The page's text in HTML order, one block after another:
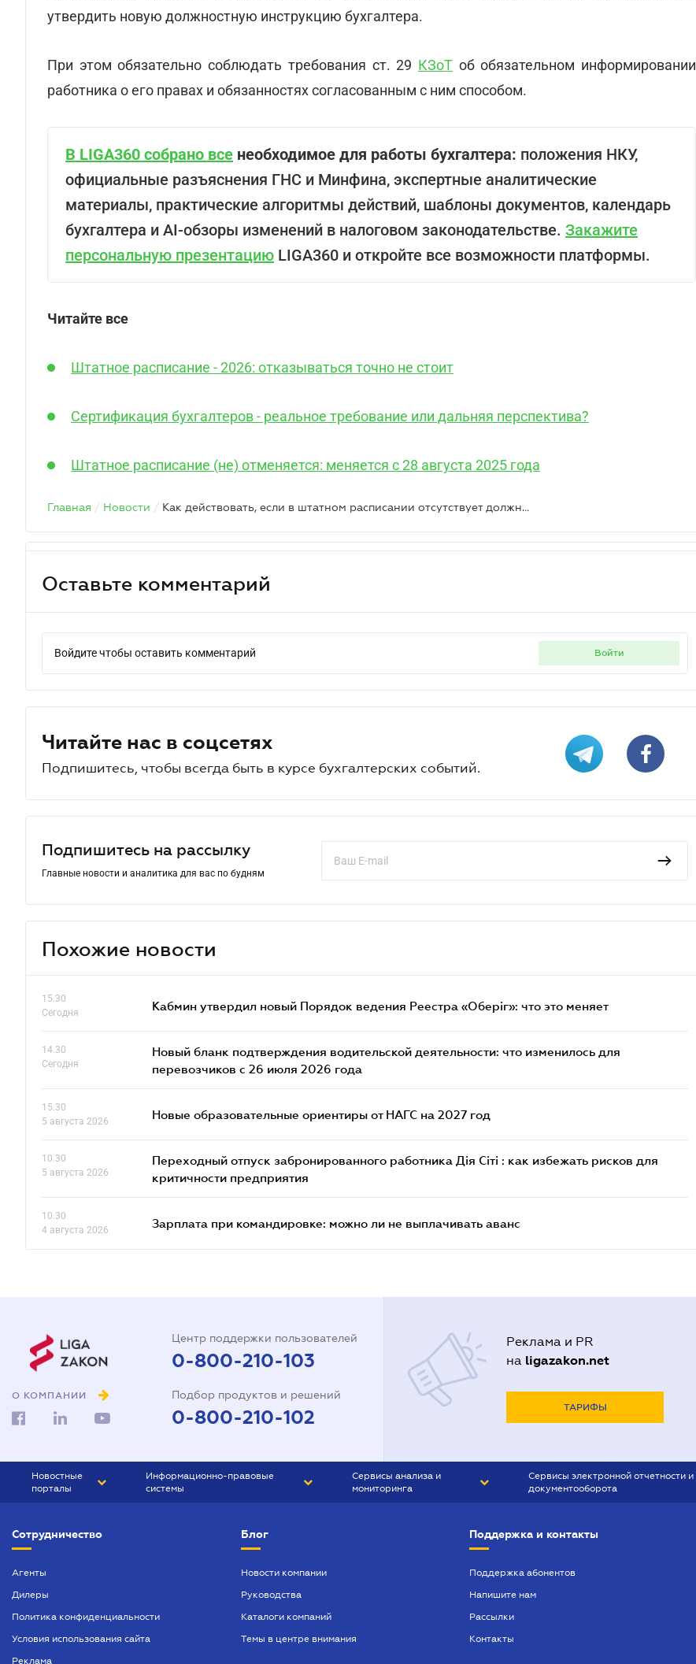
утвердить новую должностную инструкцию бухгалтера.
При этом обязательно соблюдать требования ст. 29 КЗоТоб обязательном информировании
работника о его правах и обязанностях согласованным с ним способом.
В LIGA360 собрано все необходимое для работы бухгалтера: положения НКУ,
официальные разъяснения ГНС и Минфина, экспертные аналитические
материалы, практические алгоритмы действий, шаблоны документов, календарь
бухгалтера и AI-обзоры изменений в налоговом законодательстве. Закажите
персональную презентацию LIGA360 и откройте все возможности платформы.
Читайте все
Штатное расписание - 2026: отказываться точно не стоит
Сертификация бухгалтеров - реальное требование или дальняя перспектива?
Штатное расписание (не) отменяется: меняется с 28 августа 2025 года
Главная / Новости / Как действовать, если в штатном расписании отсутствует должность кассира — Гоструда
Оставьте комментарий
Войдите чтобы оставить комментарий войти
Читайте нас в соцсетях
Подпишитесь, чтобы всегда быть в курсе бухгалтерских событий.
Подпишитесь на рассылку
Главные новости и аналитика для вас по будням
Похожие новости
15.30
Сегодня
Кабмин утвердил новый Порядок ведения Реестра «Оберіг»: что это меняет
14.30
Сегодня
Новый бланк подтверждения водительской деятельности: что изменилось для
перевозчиков с 26 июля 2026 года
15.30
5 августа 2026
Новые образовательные ориентиры от НАГС на 2027 год
10.30
5 августа 2026
Переходный отпуск забронированного работника Дія Сіті : как избежать рисков для
критичности предприятия
10.30
4 августа 2026
Зарплата при командировке: можно ли не выплачивать аванс
О КОМПАНИИ
Центр поддержки пользователей
0-800-210-103
Подбор продуктов и решений
0-800-210-102
Реклама и PR
на ligazakon.net
ТАРИФЫ
Новостные
порталы
БИЗНЕС
Информационно-правовые
системы
БУХГАЛТЕР ПРОФ
ЮРИСТ ПРОФ
Сервисы анализа и
мониторинга
Сервисы электронной отчетности и
документооборота
Сотрудничество
Агенты
Дилеры
Политика конфиденциальности
Условия использования сайта
Реклама
Блог
Новости компании
Руководства
Каталоги компаний
Темы в центре внимания
Поддержка и контакты
Поддержка абонентов
Напишите нам
Рассылки
Контакты